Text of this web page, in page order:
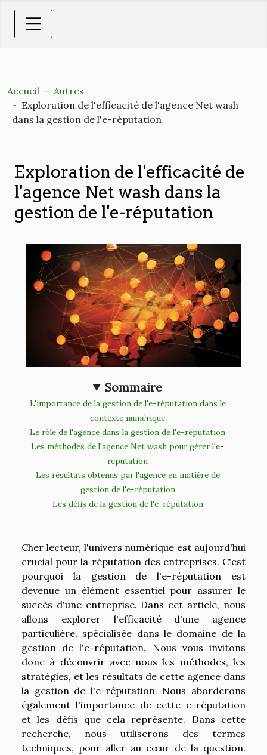
Accueil
Autres
Exploration de l'efficacité de l'agence Net wash
dans la gestion de l'e-réputation
Exploration de l'efficacité de
l'agence Net wash dans la
gestion de l'e-réputation
Sommaire
L'importance de la gestion de l'e-réputation dans le
contexte numérique
Le rôle de l'agence dans la gestion de l'e-réputation
Les méthodes de l'agence Net wash pour gérer l'e-
réputation
Les résultats obtenus par l'agence en matière de
gestion de l'e-réputation
Les défis de la gestion de l'e-réputation
Cher lecteur, l'univers numérique est aujourd'hui
crucial pour la réputation des entreprises. C'est
pourquoi la gestion de l'e-réputation est
devenue un élément essentiel pour assurer le
succès d'une entreprise. Dans cet article, nous
allons explorer l'efficacité d'une agence
particulière, spécialisée dans le domaine de la
gestion de l'e-réputation. Nous vous invitons
donc à découvrir avec nous les méthodes, les
stratégies, et les résultats de cette agence dans
la gestion de l'e-réputation. Nous aborderons
également l'importance de cette e-réputation
et les défis que cela représente. Dans cette
recherche, nous utiliserons des termes
techniques, pour aller au cœur de la question.